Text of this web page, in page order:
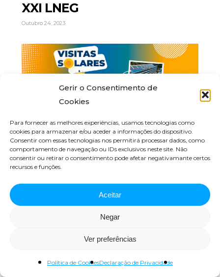
Gerir o Consentimento de
Cookies
Para fornecer as melhores experiências, usamos tecnologias como
cookies para armazenar e/ou aceder a informações do dispositivo.
Consentir com essas tecnologias nos permitirá processar dados, como
comportamento de navegação ou IDs exclusivos neste site. Não
consentir ou retirar o consentimento pode afetar negativamante certos
recursos e funções.
Aceitar
Negar
Ver preferências
Política de CookiesDeclaração de Privacidade
XXI LNEG
Outubro 24, 2023
Visita solar ao sistema
fotovoltaico da Faculdade
de Ciências da Universidade